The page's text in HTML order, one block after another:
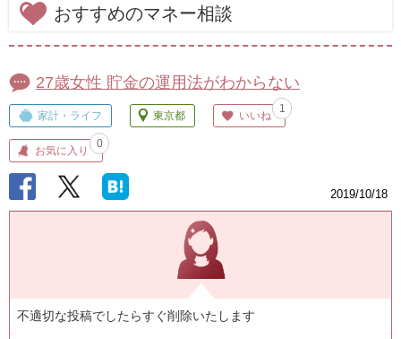
おすすめのマネー相談
27歳女性 貯金の運用法がわからない
家計・ライフ 東京都 いいね
1
お気に入り
0
2019/10/18
不適切な投稿でしたらすぐ削除いたします